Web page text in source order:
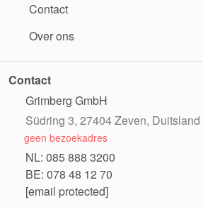
Contact
Over ons
Contact
Grimberg GmbH
Südring 3, 27404 Zeven, Duitsland
geen bezoekadres
NL: 085 888 3200
BE: 078 48 12 70
[email protected]